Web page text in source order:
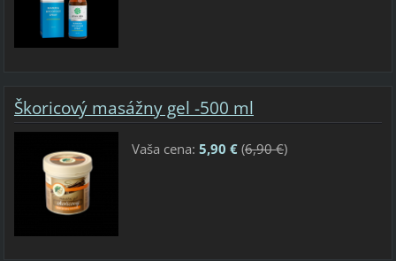
Škoricový masážny gel -500 ml
Vaša cena: 5,90 €(6,90 €)